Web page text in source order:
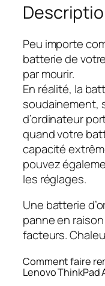
Peu importe
batterie de
par mourir.
En réalité, la
soudainement,
d’ordinateur
quand votre
capacité
pouvez
les réglages.
Une batterie
panne en
facteurs.
Comment faire
Lenovo ThinkPad